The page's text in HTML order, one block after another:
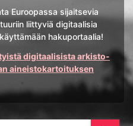
Euroopassa sijaitsevia
liittyviä digitaalisia
hakuportaalia!
digitaalisista arkisto-
aineistokartoituksen